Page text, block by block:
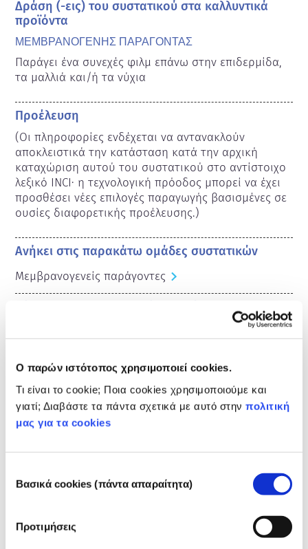
Ο παρών ιστότοπος χρησιμοποιεί cookies.
Τι είναι το cookie; Ποια cookies χρησιμοποιούμε και
γιατί; Διαβάστε τα πάντα σχετικά με αυτό στην πολιτική
μας για τα cookies
συγκατάθεσης
Βασικά cookies (πάντα απαραίτητα)
Προτιμήσεις
Δράση (-εις) του συστατικού στα καλλυντικά
προϊόντα
ΜΕΜΒΡΑΝΟΓΕΝΗΣ ΠΑΡΑΓΟΝΤΑΣ
Παράγει ένα συνεχές φιλμ επάνω στην επιδερμίδα,
τα μαλλιά και/ή τα νύχια
Προέλευση
(Οι πληροφορίες ενδέχεται να αντανακλούν
αποκλειστικά την κατάσταση κατά την αρχική
καταχώριση αυτού του συστατικού στο αντίστοιχο
λεξικό INCI· η τεχνολογική πρόοδος μπορεί να έχει
προσθέσει νέες επιλογές παραγωγής βασισμένες σε
ουσίες διαφορετικής προέλευσης.)
Ανήκει στις παρακάτω ομάδες συστατικών
Μεμβρανογενείς παράγοντες
Τα συστατικά καλλυντικών υπόκεινται σε ρύθμιση.
Παρακαλούμε σημειώστε ότι μπορεί να ισχύουν
καλλυντικών εκτός της ΕΕ.
Γνωρίστε τα καλλυντικά
σας
Πώς διατηρούνται ασφαλή τα καλλυντικά
στην Ευρώπη;